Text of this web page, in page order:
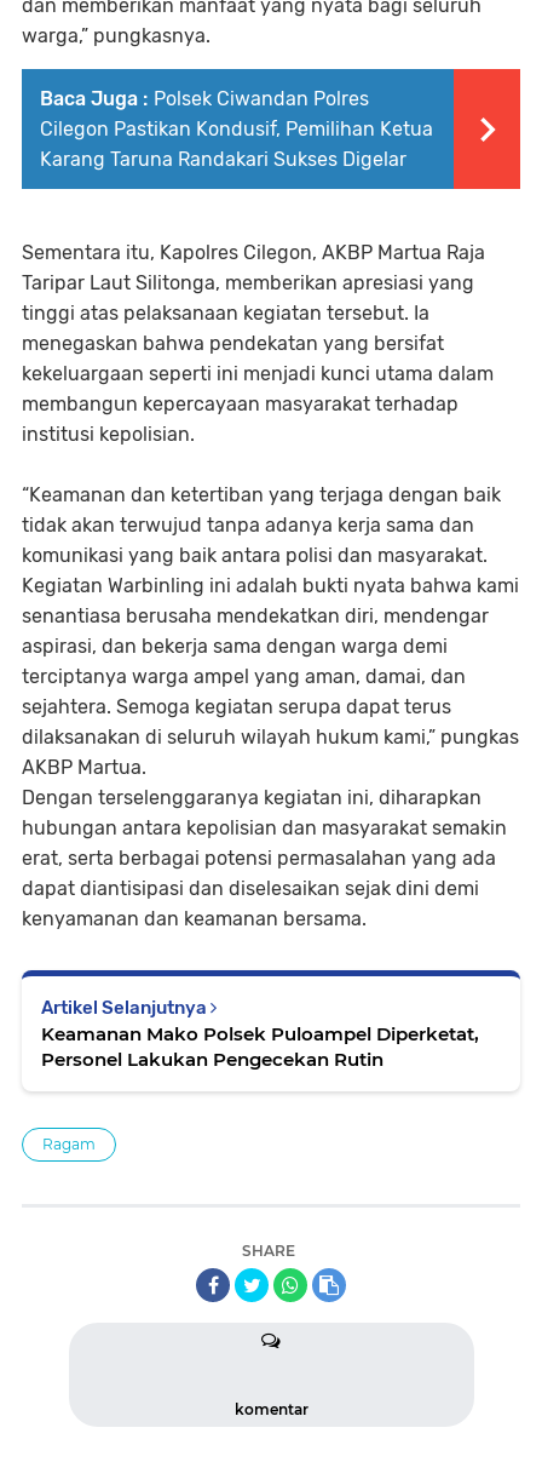
dan memberikan manfaat yang nyata bagi seluruh
warga,” pungkasnya.
Baca Juga : Polsek Ciwandan Polres
Cilegon Pastikan Kondusif, Pemilihan Ketua
Karang Taruna Randakari Sukses Digelar
Sementara itu, Kapolres Cilegon, AKBP Martua Raja
Taripar Laut Silitonga, memberikan apresiasi yang
tinggi atas pelaksanaan kegiatan tersebut. Ia
menegaskan bahwa pendekatan yang bersifat
kekeluargaan seperti ini menjadi kunci utama dalam
membangun kepercayaan masyarakat terhadap
institusi kepolisian.
“Keamanan dan ketertiban yang terjaga dengan baik
tidak akan terwujud tanpa adanya kerja sama dan
komunikasi yang baik antara polisi dan masyarakat.
Kegiatan Warbinling ini adalah bukti nyata bahwa kami
senantiasa berusaha mendekatkan diri, mendengar
aspirasi, dan bekerja sama dengan warga demi
terciptanya warga ampel yang aman, damai, dan
sejahtera. Semoga kegiatan serupa dapat terus
dilaksanakan di seluruh wilayah hukum kami,” pungkas
AKBP Martua.
Dengan terselenggaranya kegiatan ini, diharapkan
hubungan antara kepolisian dan masyarakat semakin
erat, serta berbagai potensi permasalahan yang ada
dapat diantisipasi dan diselesaikan sejak dini demi
kenyamanan dan keamanan bersama.
Artikel Selanjutnya
Keamanan Mako Polsek Puloampel Diperketat,
Personel Lakukan Pengecekan Rutin
Ragam
SHARE
komentar